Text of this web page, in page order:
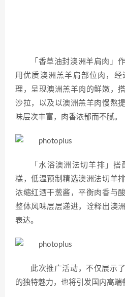
「香草油封澳洲羊肩肉」
用优质澳洲羔羊肩部位肉，
理，呈现澳洲羔羊肉的鲜嫩，
沙拉，以及以澳洲羔羊肉慢熬
味层次丰富，肉香浓郁而不腻。
「水浴澳洲法切羊排」
糕，低温预制精选澳洲法切羊
浓缩红酒干葱酱，平衡肉香与
整体风味层层递进，诠释出澳
表达。
此次推广活动，不仅展示
的独特魅力，也将引发国内高端